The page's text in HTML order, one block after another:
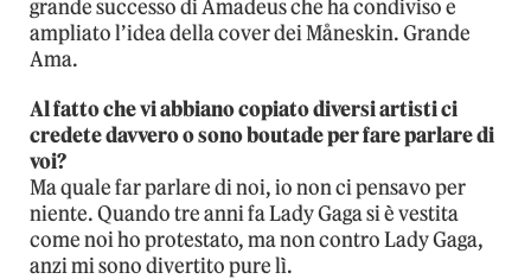
grande successo di Amadeus che ha condiviso e
ampliato l’idea della cover dei Måneskin. Grande
Ama.
Al fatto che vi abbiano copiato diversi artisti ci
credete davvero o sono boutade per fare parlare di
voi?
Ma quale far parlare di noi, io non ci pensavo per
niente. Quando tre anni fa Lady Gaga si è vestita
come noi ho protestato, ma non contro Lady Gaga,
anzi mi sono divertito pure lì.